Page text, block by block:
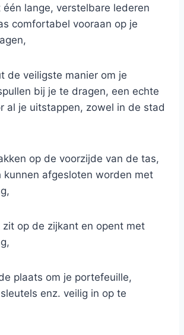
lange, verstelbare lederen
comfortabel vooraan op je
de veiligste manier om je
bij je te dragen, een echte
al je uitstappen, zowel in de stad
op de voorzijde van de tas,
kunnen afgesloten worden met
op de zijkant en opent met
plaats om je portefeuille,
enz. veilig in op te